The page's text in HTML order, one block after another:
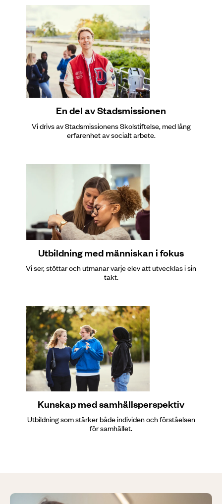
En del av Stadsmissionen
Vi drivs av Stadsmissionens Skolstiftelse, med lång
erfarenhet av socialt arbete.
Utbildning med människan i fokus
Vi ser, stöttar och utmanar varje elev att utvecklas i sin
takt.
Kunskap med samhällsperspektiv
Utbildning som stärker både individen och förståelsen
för samhället.